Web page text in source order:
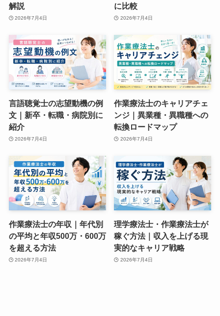
解説
2026年7月4日
に比較
2026年7月4日
言語聴覚士の志望動機の例
文｜新卒・転職・病院別に
紹介
2026年7月4日
作業療法士のキャリアチェ
ンジ｜異業種・異職種への
転換ロードマップ
2026年7月4日
作業療法士の年収｜年代別
の平均と年収500万・600万
を超える方法
2026年7月4日
理学療法士・作業療法士が
稼ぐ方法｜収入を上げる現
実的なキャリア戦略
2026年7月4日